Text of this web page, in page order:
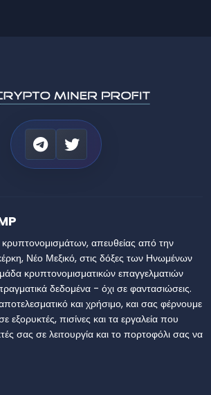
απευθείας από την
Νέο Μεξικό, στις δόξες των Ηνωμένων
κρυπτονομισματικών επαγγελματιών
δεδομένα - όχι σε φαντασιώσεις.
και χρήσιμο, και σας φέρνουμε
εξορυκτές, πισίνες και τα εργαλεία που
σας σε λειτουργία και το πορτοφόλι σας να